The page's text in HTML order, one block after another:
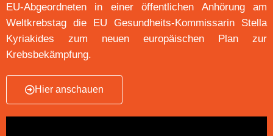
EU-Abgeordneten in einer öffentlichen Anhörung am
Weltkrebstag die EU Gesundheits-Kommissarin Stella
Kyriakides zum neuen europäischen Plan zur
Krebsbekämpfung.
Hier anschauen